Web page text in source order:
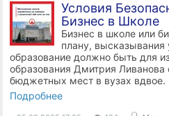
Условия
Бизнес в Школе
Бизнес в школе или
плану,
образование должно быть для
образования Дмитрия Ливанова
бюджетных мест в вузах вдвое.
Подробнее